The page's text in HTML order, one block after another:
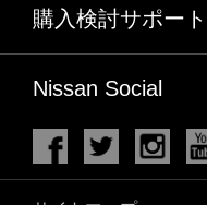
購入検討サポート
Nissan Social